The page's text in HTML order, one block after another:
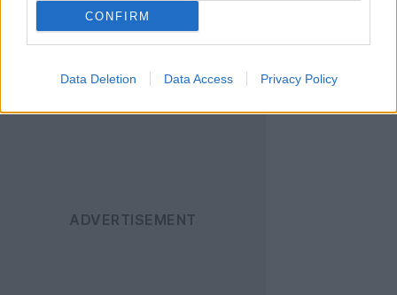
CONFIRM
Data Deletion Data Access Privacy Policy